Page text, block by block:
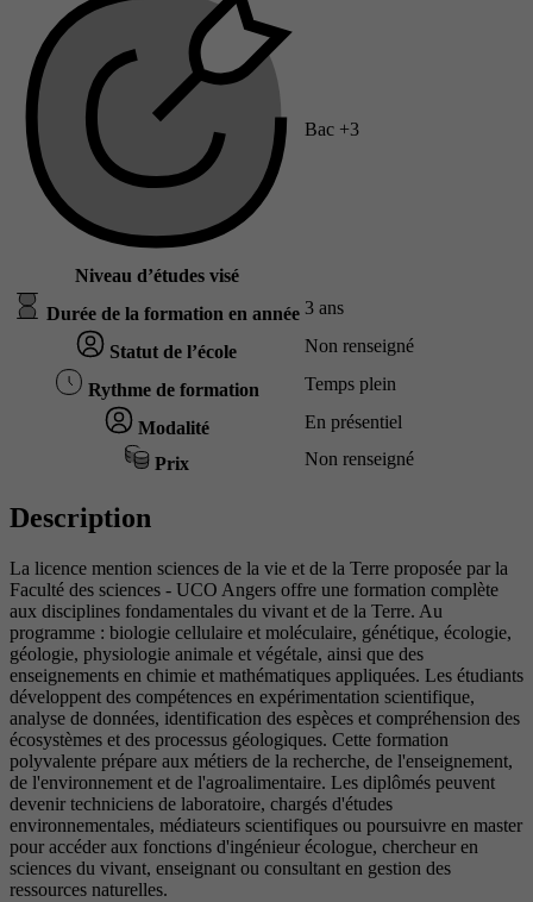
Niveau d’études visé
Bac +3
Durée de la formation en année 3 ans
Statut de l’école Non renseigné
Rythme de formation Temps plein
Modalité En présentiel
Prix Non renseigné
Description
La licence mention sciences de la vie et de la Terre proposée par la
Faculté des sciences - UCO Angers offre une formation complète
aux disciplines fondamentales du vivant et de la Terre. Au
programme : biologie cellulaire et moléculaire, génétique, écologie,
géologie, physiologie animale et végétale, ainsi que des
enseignements en chimie et mathématiques appliquées. Les étudiants
développent des compétences en expérimentation scientifique,
analyse de données, identification des espèces et compréhension des
écosystèmes et des processus géologiques. Cette formation
polyvalente prépare aux métiers de la recherche, de l'enseignement,
de l'environnement et de l'agroalimentaire. Les diplômés peuvent
devenir techniciens de laboratoire, chargés d'études
environnementales, médiateurs scientifiques ou poursuivre en master
pour accéder aux fonctions d'ingénieur écologue, chercheur en
sciences du vivant, enseignant ou consultant en gestion des
ressources naturelles.